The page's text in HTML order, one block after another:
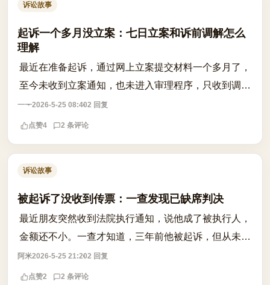
诉讼故事
起诉一个多月没立案：七日立案和诉前调解怎么
理解
最近在准备起诉，通过网上立案提交材料一个多月了，
至今未收到立案通知，也未进入审理程序，只收到调解
通知。网上都说法院应在七日内立案，但实际流程似乎
并非如此。这让我困惑：七日立案到底是...
一一2026-5-25 08:402 回复
点赞4 2 条评论
诉讼故事
被起诉了没收到传票：一查发现已缺席判决
最近朋友突然收到法院执行通知，说他成了被执行人，
金额还不小。一查才知道，三年前他被起诉，但从未收
到任何传票或文书。后来才从系统里发现，法院通过公
告送达的方式完成了送达，之后直接作出...
阿米2026-5-25 21:202 回复
点赞2 2 条评论